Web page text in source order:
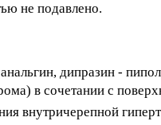
не подавлено.
дипразин -
в сочетании с
внутричерепной